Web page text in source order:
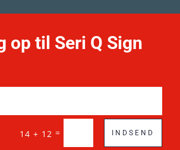
op til Seri Q Sign
14 + 12 = INDSEND